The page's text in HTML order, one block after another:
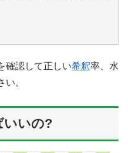
確認して正しい希釈率、水
。
いいの?